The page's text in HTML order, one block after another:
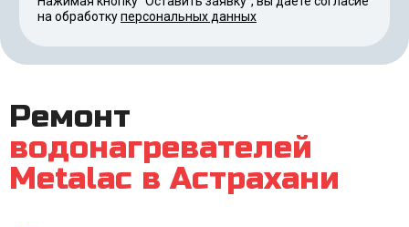
на обработкуперсональных данных
Ремонт
водонагревателей
Metalac в Астрахани